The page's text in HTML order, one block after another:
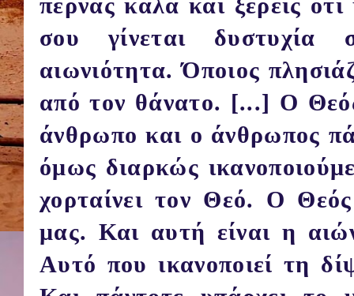
σου γίνεται
αιωνιότητα. Όποιος
από τον θάνατο. [...] Ο
άνθρωπο και ο άνθρωπος
όμως διαρκώς
χορταίνει τον Θεό. Ο
μας. Και αυτή είναι η
Αυτό που ικανοποιεί τη